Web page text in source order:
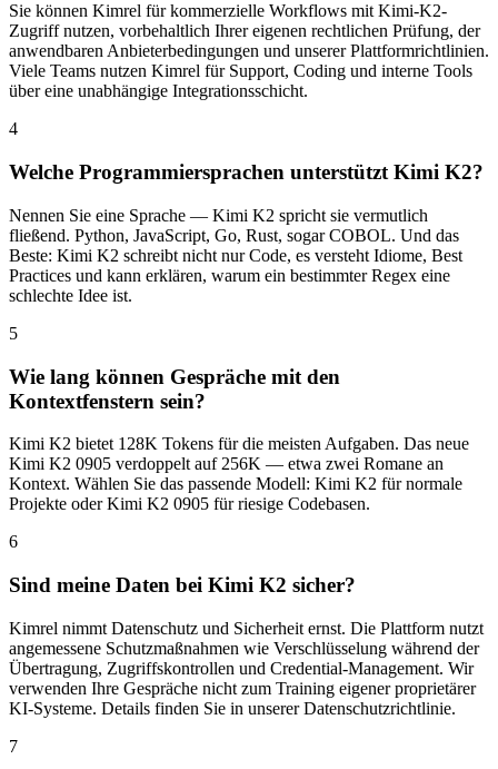
Sie können Kimrel für kommerzielle Workflows mit Kimi-K2-
Zugriff nutzen, vorbehaltlich Ihrer eigenen rechtlichen Prüfung, der
anwendbaren Anbieterbedingungen und unserer Plattformrichtlinien.
Viele Teams nutzen Kimrel für Support, Coding und interne Tools
über eine unabhängige Integrationsschicht.
4
Welche Programmiersprachen unterstützt Kimi K2?
Nennen Sie eine Sprache — Kimi K2 spricht sie vermutlich
fließend. Python, JavaScript, Go, Rust, sogar COBOL. Und das
Beste: Kimi K2 schreibt nicht nur Code, es versteht Idiome, Best
Practices und kann erklären, warum ein bestimmter Regex eine
schlechte Idee ist.
5
Wie lang können Gespräche mit den
Kontextfenstern sein?
Kimi K2 bietet 128K Tokens für die meisten Aufgaben. Das neue
Kimi K2 0905 verdoppelt auf 256K — etwa zwei Romane an
Kontext. Wählen Sie das passende Modell: Kimi K2 für normale
Projekte oder Kimi K2 0905 für riesige Codebasen.
6
Sind meine Daten bei Kimi K2 sicher?
Kimrel nimmt Datenschutz und Sicherheit ernst. Die Plattform nutzt
angemessene Schutzmaßnahmen wie Verschlüsselung während der
Übertragung, Zugriffskontrollen und Credential-Management. Wir
verwenden Ihre Gespräche nicht zum Training eigener proprietärer
KI-Systeme. Details finden Sie in unserer Datenschutzrichtlinie.
7